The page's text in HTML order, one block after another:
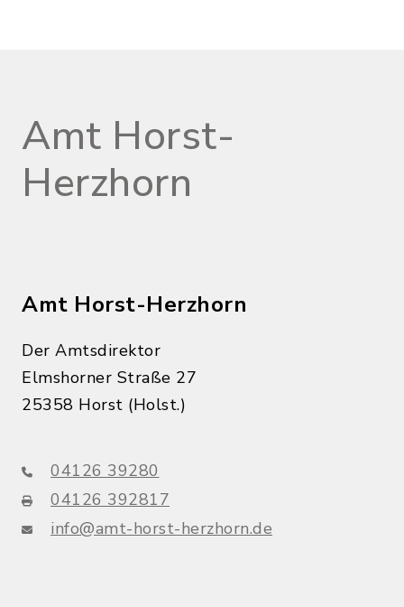
Amt Horst-
Herzhorn
Amt Horst-Herzhorn
Der Amtsdirektor
Elmshorner Straße 27
25358 Horst (Holst.)
04126 39280
04126 392817
info@amt-horst-herzhorn.de